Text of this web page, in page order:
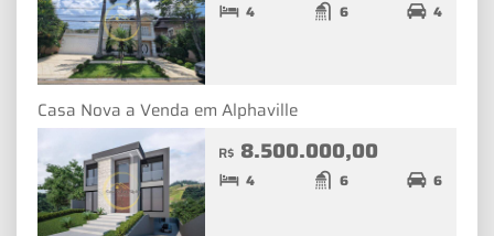
4 6 4
Casa Nova a Venda em Alphaville
R$ 8.500.000,00
4 6 6